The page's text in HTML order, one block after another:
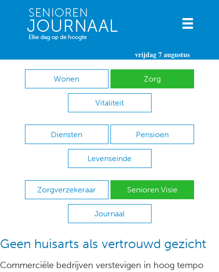
vrijdag 7 augustus
Wonen Zorg
Vitaliteit
Diensten Pensioen
Levenseinde
Zorgverzekeraar Senioren Visie
Journaal
Geen huisarts als vertrouwd gezicht
Commerciële bedrijven verstevigen in hoog tempo